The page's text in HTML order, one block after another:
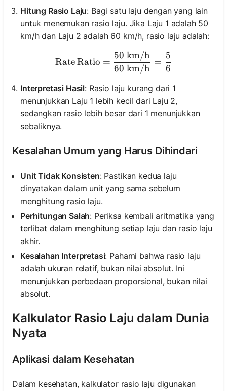
Hitung Rasio Laju: Bagi satu laju dengan yang lain
untuk menemukan rasio laju. Jika Laju 1 adalah 50
km/h dan Laju 2 adalah 60 km/h, rasio laju adalah:
\text{Rate Ratio} =
Rate Ratio =
60 km/h
50 km/h
=
6
5
Interpretasi Hasil: Rasio laju kurang dari 1
menunjukkan Laju 1 lebih kecil dari Laju 2,
sedangkan rasio lebih besar dari 1 menunjukkan
sebaliknya.
Kesalahan Umum yang Harus Dihindari
Unit Tidak Konsisten: Pastikan kedua laju
dinyatakan dalam unit yang sama sebelum
menghitung rasio laju.
Perhitungan Salah: Periksa kembali aritmatika yang
terlibat dalam menghitung setiap laju dan rasio laju
akhir.
Kesalahan Interpretasi: Pahami bahwa rasio laju
adalah ukuran relatif, bukan nilai absolut. Ini
menunjukkan perbedaan proporsional, bukan nilai
absolut.
Kalkulator Rasio Laju dalam Dunia
Nyata
Aplikasi dalam Kesehatan
Dalam kesehatan, kalkulator rasio laju digunakan